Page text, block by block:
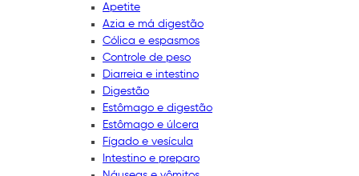
Apetite
Azia e má digestão
Cólica e espasmos
Controle de peso
Diarreia e intestino
Digestão
Estômago e digestão
Estômago e úlcera
Fígado e vesícula
Intestino e preparo